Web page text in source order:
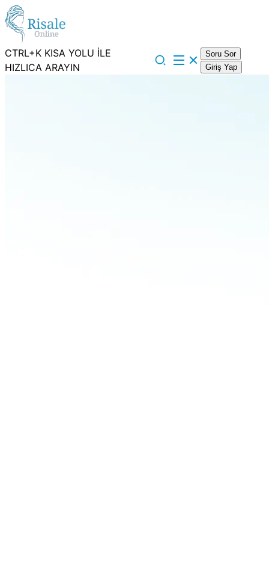
CTRL+K KISA YOLU İLE
HIZLICA ARAYIN
Soru Sor
Giriş Yap